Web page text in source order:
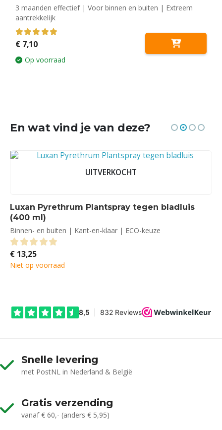
3 maanden effectief | Voor binnen en buiten | Extreem
aantrekkelijk
5.00out of 5
€7,10
Op voorraad
En wat vind je van deze?
UITVERKOCHT
Luxan Pyrethrum Plantspray tegen bladluis
(400 ml)
Binnen- en buiten | Kant-en-klaar | ECO-keuze
0 out of 5
€ 13,25
Niet op voorraad
Snelle levering
met PostNL in Nederland & België
Gratis verzending
vanaf € 60,- (anders € 5,95)